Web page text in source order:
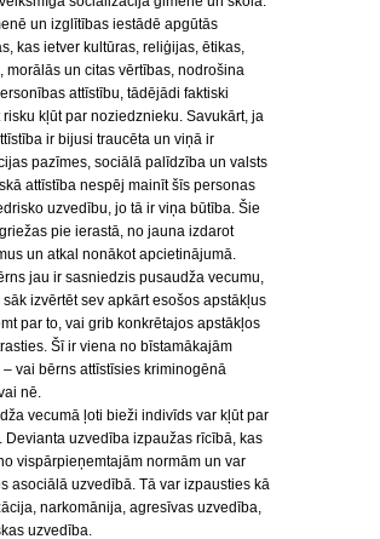
un izglītības iestādē apgūtās
kas ietver kultūras, reliģijas, ētikas,
morālās un citas vērtības, nodrošina
attīstību, tādējādi faktiski
kļūt par noziedznieku. Savukārt, ja
ir bijusi traucēta un viņā ir
pazīmes, sociālā palīdzība un valsts
attīstība nespēj mainīt šīs personas
uzvedību, jo tā ir viņa būtība. Šie
pie ierastā, no jauna izdarot
un atkal nonākot apcietinājumā.
jau ir sasniedzis pusaudža vecumu,
sāk izvērtēt sev apkārt esošos apstākļus
par to, vai grib konkrētajos apstākļos
Šī ir viena no bīstamākajām
– vai bērns attīstīsies kriminogēnā
nē.
vecumā ļoti bieži indivīds var kļūt par
Devianta uzvedība izpaužas rīcībā, kas
vispārpieņemtajām normām un var
asociālā uzvedībā. Tā var izpausties kā
narkomānija, agresīvas uzvedība,
uzvedība.